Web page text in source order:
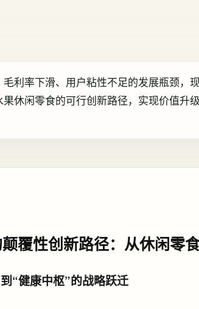
利率下滑、用户粘性不足的发展瓶颈，
休闲零食的可行创新路径，实现价值升
覆性创新路径：从休闲零
“健康中枢”的战略跃迁